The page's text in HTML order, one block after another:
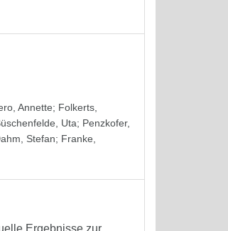
Annette; Folkerts,
Uta; Penzkofer,
Stefan; Franke,
Ergebnisse zur